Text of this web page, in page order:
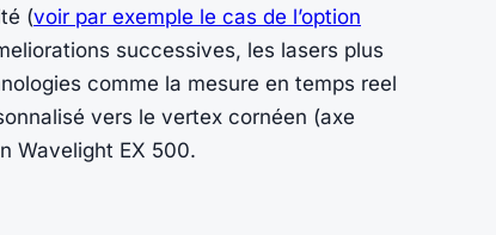
(voir par exemple le cas de l’option
successives, les lasers plus
comme la mesure en temps reel
vers le vertex cornéen (axe
Wavelight EX 500.